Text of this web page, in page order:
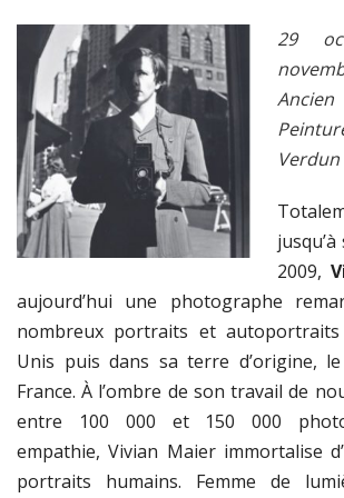
29
Verdun
2009,
aujourd’hui une photographe
nombreux portraits et
Unis puis dans sa terre d’origine,
France. À l’ombre de son travail de
entre 100 000 et 150 000
empathie, Vivian Maier immortalise
portraits humains. Femme de